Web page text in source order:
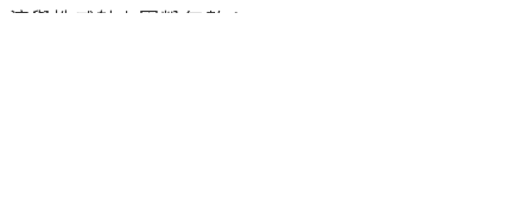
演與性感魅力圈粉無數！